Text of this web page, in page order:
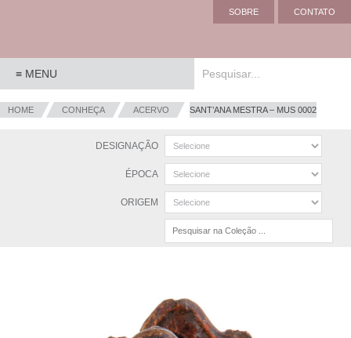
SOBRE CONTATO
HOME CONHEÇA ACERVO SANT’ANA MESTRA – MUS 0002
DESIGNAÇÃO
ÉPOCA
ORIGEM